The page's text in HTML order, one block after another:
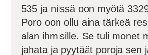
535 ja niissä oon myötä
Poro oon ollu aina tärkeä
alan ihmisille. Se tuli monet
jahata ja pyytäät poroja sen